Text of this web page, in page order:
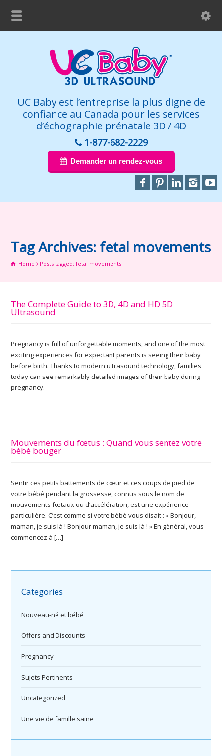
UC Baby est l’entreprise la plus digne de
confiance au Canada pour les services
d’échographie prénatale 3D / 4D
1-877-682-2229
Demander un rendez-vous
Tag Archives: fetal movements
Home Posts tagged: fetal movements
The Complete Guide to 3D, 4D and HD 5D
Ultrasound
Pregnancy is full of unforgettable moments, and one of the most
exciting experiences for expectant parents is seeing their baby
before birth. Thanks to modern ultrasound technology, families
today can see remarkably detailed images of their baby during
pregnancy.
Mouvements du fœtus : Quand vous sentez votre
bébé bouger
Sentir ces petits battements de cœur et ces coups de pied de
votre bébé pendant la grossesse, connus sous le nom de
mouvements fœtaux ou d’accélération, est une expérience
particulière. C’est comme si votre bébé vous disait : « Bonjour,
maman, je suis là ! Bonjour maman, je suis là ! » En général, vous
commencez à […]
Categories
Nouveau-né et bébé
Offers and Discounts
Pregnancy
Sujets Pertinents
Uncategorized
Une vie de famille saine